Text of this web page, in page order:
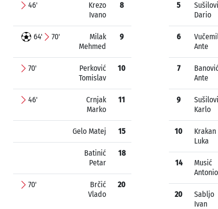
46'
Krezo
Ivano
8
64' 70'
Milak
Mehmed
9
70'
Perković
Tomislav
10
46'
Crnjak
Marko
11
Gelo Matej 15
Batinić
Petar
18
70'
Brčić
Vlado
20
5
Dario
6
Ante
7
Ante
9
Karlo
10
Krakan
Luka
14
Musić
Antonio
20
Sabljo
Ivan